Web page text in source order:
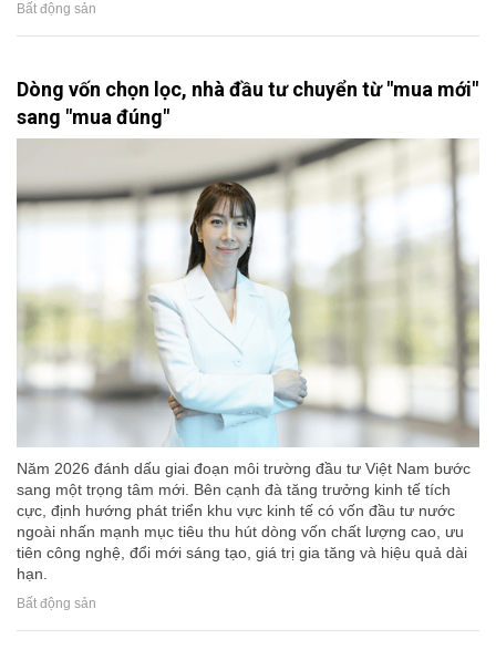
Bất động sản
Dòng vốn chọn lọc, nhà đầu tư chuyển từ "mua mới"
sang "mua đúng"
Năm 2026 đánh dấu giai đoạn môi trường đầu tư Việt Nam bước
sang một trọng tâm mới. Bên cạnh đà tăng trưởng kinh tế tích
cực, định hướng phát triển khu vực kinh tế có vốn đầu tư nước
ngoài nhấn mạnh mục tiêu thu hút dòng vốn chất lượng cao, ưu
tiên công nghệ, đổi mới sáng tạo, giá trị gia tăng và hiệu quả dài
hạn.
Bất động sản